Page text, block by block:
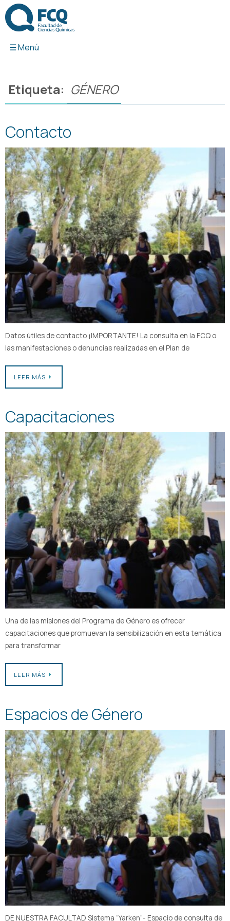
contenido
Etiqueta: GÉNERO
Contacto
Datos útiles de contacto ¡IMPORTANTE! La consulta en la FCQ o
las manifestaciones o denuncias realizadas en el Plan de
LEER MÁS
Capacitaciones
Una de las misiones del Programa de Género es ofrecer
capacitaciones que promuevan la sensibilización en esta temática
para transformar
LEER MÁS
Espacios de Género
DE NUESTRA FACULTAD Sistema “Yarken”- Espacio de consulta de